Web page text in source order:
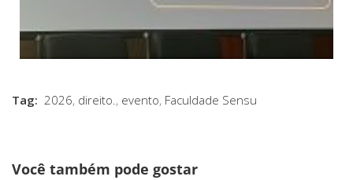
Tag: 2026, direito., evento, Faculdade Sensu
Você também pode gostar